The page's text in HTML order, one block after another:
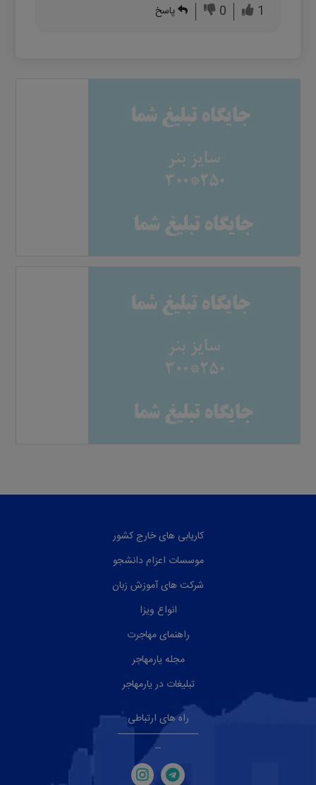
1
0 پاسخ
کاریابی های خارج کشور
موسسات اعزام دانشجو
شرکت های آموزش زبان
انواع ویزا
راهنمای مهاجرت
مجله یارمهاجر
تبلیغات در یارمهاجر
راه های ارتباطی
--